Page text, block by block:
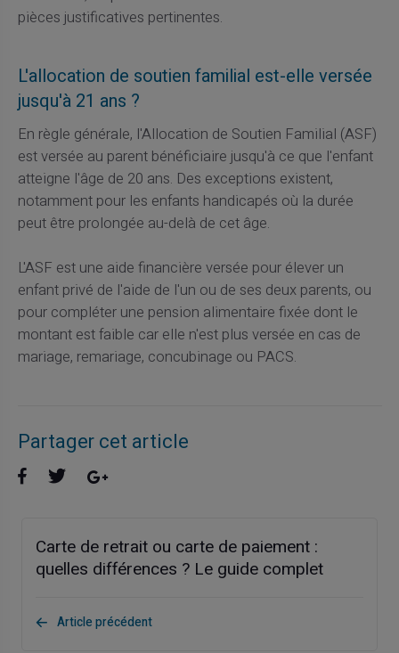
pièces justificatives pertinentes.
L'allocation de soutien familial est-elle versée
jusqu'à 21 ans ?
En règle générale, l'Allocation de Soutien Familial (ASF)
est versée au parent bénéficiaire jusqu'à ce que l'enfant
atteigne l'âge de 20 ans. Des exceptions existent,
notamment pour les enfants handicapés où la durée
peut être prolongée au-delà de cet âge.
L'ASF est une aide financière versée pour élever un
enfant privé de l'aide de l'un ou de ses deux parents, ou
pour compléter une pension alimentaire fixée dont le
montant est faible car elle n'est plus versée en cas de
mariage, remariage, concubinage ou PACS.
Partager cet article
Carte de retrait ou carte de paiement :
quelles différences ? Le guide complet
Article précédent